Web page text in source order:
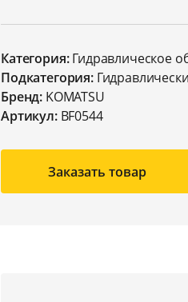
Категория:Гидравлическое
Подкатегория:
Бренд: KOMATSU
Артикул:BF0544
Заказать товар